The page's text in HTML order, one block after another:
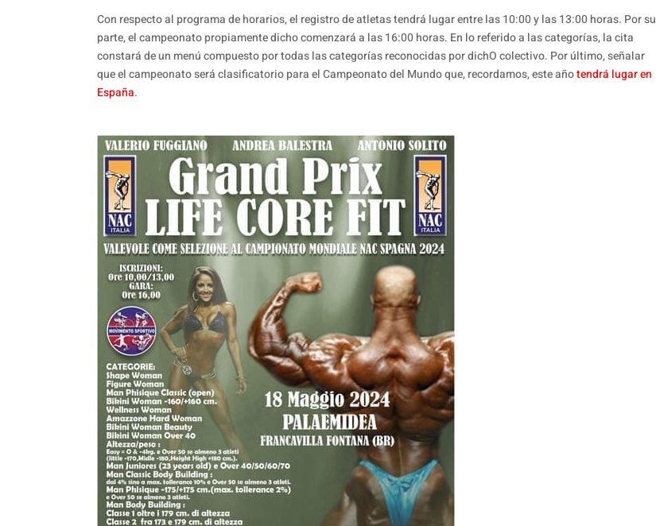
Con respecto al programa de horarios, el registro de atletas tendrá lugar entre las 10:00 y las 13:00 horas. Por su
parte, el campeonato propiamente dicho comenzará a las 16:00 horas. En lo referido a las categorías, la cita
constará de un menú compuesto por todas las categorías reconocidas por dichO colectivo. Por último, señalar
que el campeonato será clasificatorio para el Campeonato del Mundo que, recordamos, este añotendrá lugar en
España.